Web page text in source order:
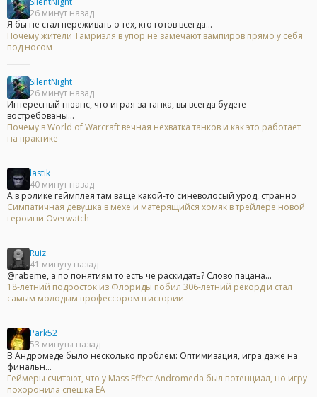
26 минут назад
Я бы не стал переживать о тех, кто готов всегда...
Почему жители Тамриэля в упор не замечают вампиров прямо у себя
под носом
SilentNight
26 минут назад
Интересный нюанс, что играя за танка, вы всегда будете
востребованы...
Почему в World of Warcraft вечная нехватка танков и как это работает
на практике
lastik
40 минут назад
А в ролике геймплея там ваще какой-то синеволосый урод, странно
Симпатичная девушка в мехе и матерящийся хомяк в трейлере новой
героини Overwatch
Ruiz
41 минуту назад
@rabeme, а по понятиям то есть че раскидать? Слово пацана...
18-летний подросток из Флориды побил 306-летний рекорд и стал
самым молодым профессором в истории
Park52
53 минуты назад
В Андромеде было несколько проблем: Оптимизация, игра даже на
финальн...
Геймеры считают, что у Mass Effect Andromeda был потенциал, но игру
похоронила спешка EA